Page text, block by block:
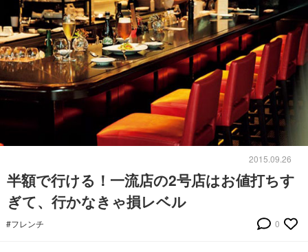
2015.09.26
半額で行ける！一流店の2号店はお値打ちす
ぎて、行かなきゃ損レベル
#フレンチ 0